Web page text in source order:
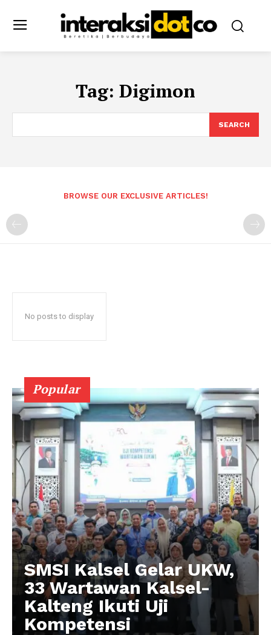
Tag: Digimon
SEARCH
BROWSE OUR EXCLUSIVE ARTICLES!
No posts to display
Popular
SMSI Kalsel Gelar UKW,
33 Wartawan Kalsel-
Kalteng Ikuti Uji
Kompetensi